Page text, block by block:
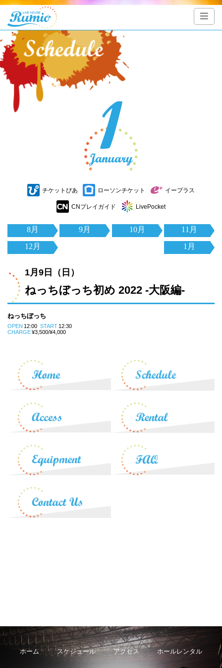
チケットぴあ ローソンチケット イープラス
CNプレイガイド LivePocket
8月 9月 10月
11月
12月
1月
1月9日（日）
ねっちぼっち初め 2022 -大阪編-
ねっちぼっち
OPEN 12:00 START 12:30
CHARGE¥3,500/¥4,000
ホーム スケジュール アクセス ホールレンタル